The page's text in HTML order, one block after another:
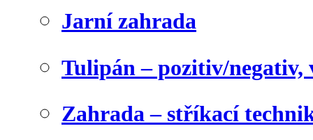
Jarní zahrada
Tulipán – pozitiv/negativ,
Zahrada – stříkací